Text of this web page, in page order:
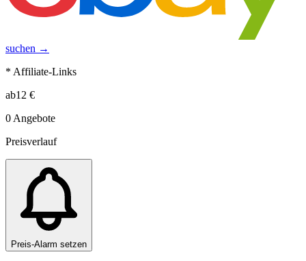
suchen →
* Affiliate-Links
ab12 €
0 Angebote
Preisverlauf
Preis-Alarm setzen